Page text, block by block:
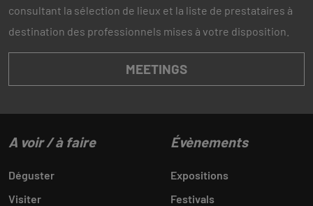
consultant la sélection de lieux et la liste de prestataires à
destination des professionnels mises à votre disposition.
MEETINGS
A voir / à faire
Déguster
Visiter
Évènements
Expositions
Festivals